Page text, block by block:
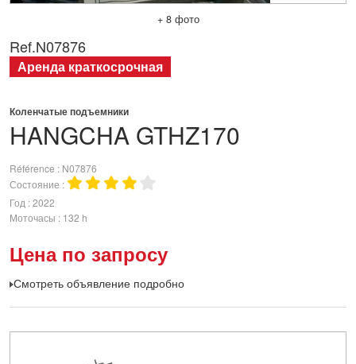
+ 8 фото
HANGCHA GTHZ170
Коленчатые подъемники
Référence
N07876
Состояние
Год 2022
Моточасы
132 h
Цена по запросу
Смотреть объявление подробно
Ref.N07876
Аренда краткосрочная